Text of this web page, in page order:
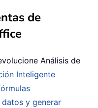
de
Análisis de
Inteligente
datos y generar